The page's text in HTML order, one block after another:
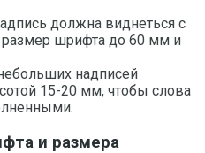
должна виднеться с
размер шрифта до 60 мм и
надписей
15-20 мм, чтобы слова
и размера